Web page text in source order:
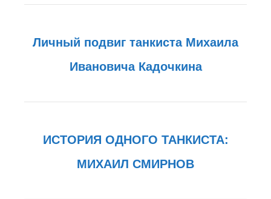
Личный подвиг танкиста Михаила
Ивановича Кадочкина
ИСТОРИЯ ОДНОГО ТАНКИСТА:
МИХАИЛ СМИРНОВ